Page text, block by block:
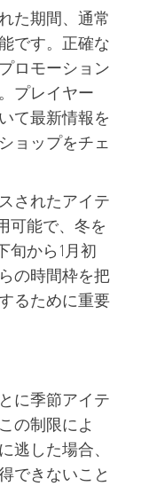
た期間、通常
です。正確な
ロモーション
プレイヤー
て最新情報を
ョップをチェ
されたアイテ
可能で、冬を
旬から1月初
の時間枠を把
るために重要
に季節アイテ
の制限によ
逃した場合、
できないこと